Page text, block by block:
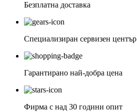
Безплатна доставка
Специализиран сервизен център
Гарантирано най-добра цена
Фирма с над 30 години опит